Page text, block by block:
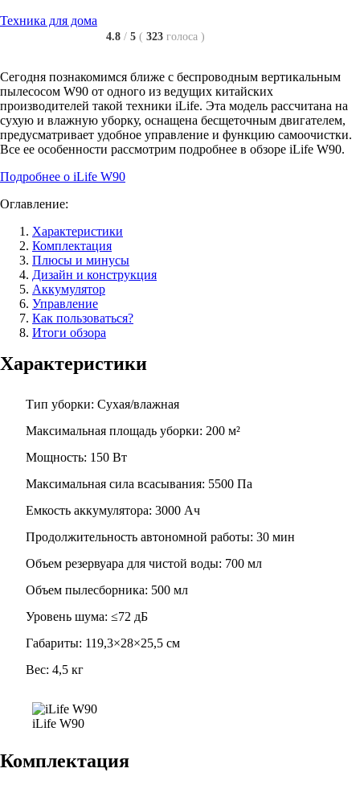
Техника для дома
4.8 / 5 ( 323 голоса )
Сегодня познакомимся ближе с беспроводным вертикальным
пылесосом W90 от одного из ведущих китайских
производителей такой техники iLife. Эта модель рассчитана на
сухую и влажную уборку, оснащена бесщеточным двигателем,
предусматривает удобное управление и функцию самоочистки.
Все ее особенности рассмотрим подробнее в обзоре iLife W90.
Подробнее о iLife W90
Оглавление:
Характеристики
Комплектация
Плюсы и минусы
Дизайн и конструкция
Аккумулятор
Управление
Как пользоваться?
Итоги обзора
Характеристики
Тип уборки: Сухая/влажная
Максимальная площадь уборки: 200 м²
Мощность: 150 Вт
Максимальная сила всасывания: 5500 Па
Емкость аккумулятора: 3000 Ач
Продолжительность автономной работы: 30 мин
Объем резервуара для чистой воды: 700 мл
Объем пылесборника: 500 мл
Уровень шума: ≤72 дБ
Габариты: 119,3×28×25,5 см
Вес: 4,5 кг
iLife W90
Комплектация